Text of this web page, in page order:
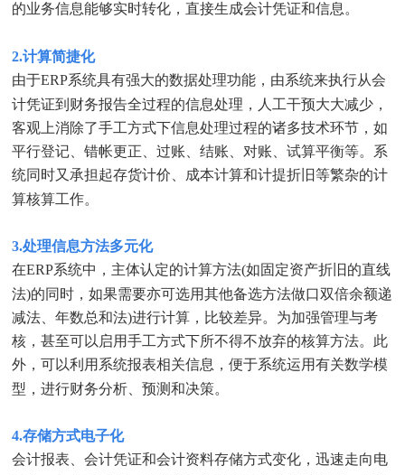
的业务信息能够实时转化，直接生成会计凭证和信息。
2.计算简捷化
由于ERP系统具有强大的数据处理功能，由系统来执行从会
计凭证到财务报告全过程的信息处理，人工干预大大减少，
客观上消除了手工方式下信息处理过程的诸多技术环节，如
平行登记、错帐更正、过账、结账、对账、试算平衡等。系
统同时又承担起存货计价、成本计算和计提折旧等繁杂的计
算核算工作。
3.处理信息方法多元化
在ERP系统中，主体认定的计算方法(如固定资产折旧的直线
法)的同时，如果需要亦可选用其他备选方法做口双倍余额递
减法、年数总和法)进行计算，比较差异。为加强管理与考
核，甚至可以启用手工方式下所不得不放弃的核算方法。此
外，可以利用系统报表相关信息，便于系统运用有关数学模
型，进行财务分析、预测和决策。
4.存储方式电子化
会计报表、会计凭证和会计资料存储方式变化，迅速走向电